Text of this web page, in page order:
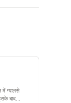
में ग्यालसे
बाद